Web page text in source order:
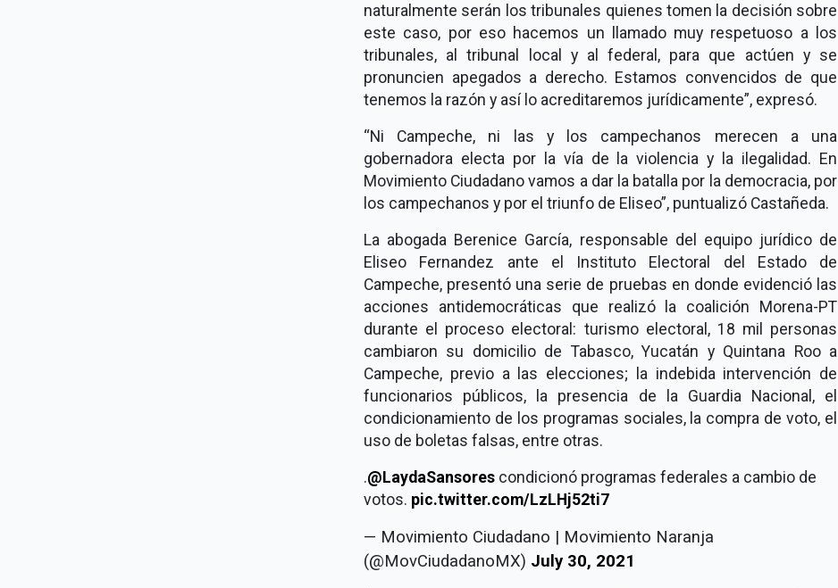
naturalmente serán los tribunales quienes tomen la decisión sobre
este caso, por eso hacemos un llamado muy respetuoso a los
tribunales, al tribunal local y al federal, para que actúen y se
pronuncien apegados a derecho. Estamos convencidos de que
tenemos la razón y así lo acreditaremos jurídicamente”, expresó.
“Ni Campeche, ni las y los campechanos merecen a una
gobernadora electa por la vía de la violencia y la ilegalidad. En
Movimiento Ciudadano vamos a dar la batalla por la democracia, por
los campechanos y por el triunfo de Eliseo”, puntualizó Castañeda.
La abogada Berenice García, responsable del equipo jurídico de
Eliseo Fernandez ante el Instituto Electoral del Estado de
Campeche, presentó una serie de pruebas en donde evidenció las
acciones antidemocráticas que realizó la coalición Morena-PT
durante el proceso electoral: turismo electoral, 18 mil personas
cambiaron su domicilio de Tabasco, Yucatán y Quintana Roo a
Campeche, previo a las elecciones; la indebida intervención de
funcionarios públicos, la presencia de la Guardia Nacional, el
condicionamiento de los programas sociales, la compra de voto, el
uso de boletas falsas, entre otras.
.@LaydaSansores condicionó programas federales a cambio de
votos. pic.twitter.com/LzLHj52ti7
— Movimiento Ciudadano | Movimiento Naranja
(@MovCiudadanoMX) July 30, 2021